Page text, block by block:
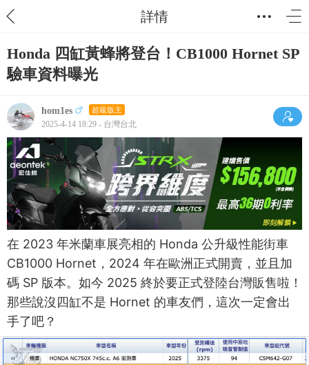
詳情
Honda 四缸黃蜂將登台！CB1000 Hornet SP
驗車資料曝光
hom1es 超級版主
2025-4-14 18:29 - 台灣台北
在 2023 年米蘭車展亮相的 Honda 公升級性能街車
CB1000 Hornet，2024 年在歐洲正式開賣，並且加
碼 SP 版本。如今 2025 終於要正式登陸台灣販售啦！
那些說沒四缸不是 Hornet 的車友們，這次一定會出
手了吧？